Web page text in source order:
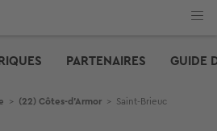
PARTENAIRES GUIDE
> (22) Côtes-d'Armor > Saint-Brieuc